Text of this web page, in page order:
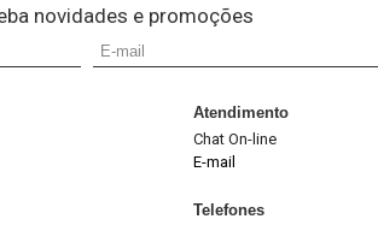
novidades e promoções
Atendimento
Chat On-line
E-mail
Telefones